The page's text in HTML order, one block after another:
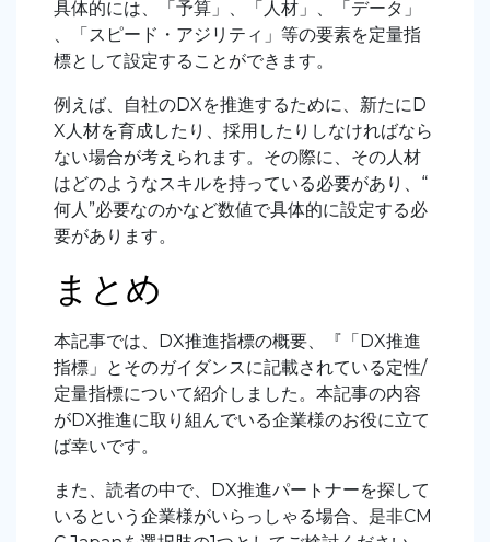
具体的には、「予算」、「人材」、「データ」
、「スピード・アジリティ」等の要素を定量指
標として設定することができます。
例えば、自社のDXを推進するために、新たにD
X人材を育成したり、採用したりしなければなら
ない場合が考えられます。その際に、その人材
はどのようなスキルを持っている必要があり、“
何人”必要なのかなど数値で具体的に設定する必
要があります。
まとめ
本記事では、DX推進指標の概要、『「DX推進
指標」とそのガイダンスに記載されている定性/
定量指標について紹介しました。本記事の内容
がDX推進に取り組んでいる企業様のお役に立て
ば幸いです。
また、読者の中で、DX推進パートナーを探して
いるという企業様がいらっしゃる場合、是非CM